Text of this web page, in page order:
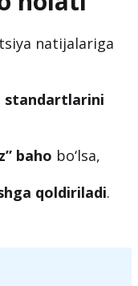
natijalariga
standartlarini
baho bo‘lsa,
qoldiriladi.